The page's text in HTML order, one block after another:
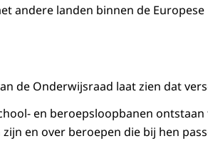
andere landen binnen de
de Onderwijsraad laat zien dat
en beroepsloopbanen
en over beroepen die bij hen